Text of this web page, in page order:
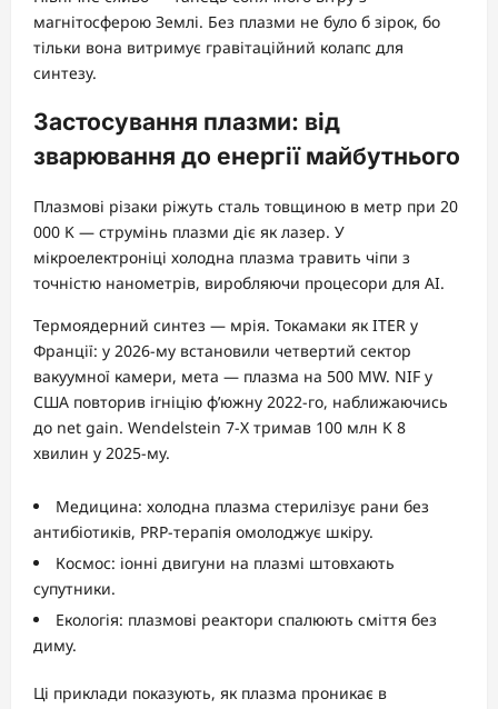
магнітосферою Землі. Без плазми не було б зірок, бо
тільки вона витримує гравітаційний колапс для
синтезу.
Застосування плазми: від
зварювання до енергії майбутнього
Плазмові різаки ріжуть сталь товщиною в метр при 20
000 K — струмінь плазми діє як лазер. У
мікроелектроніці холодна плазма травить чіпи з
точністю нанометрів, виробляючи процесори для AI.
Термоядерний синтез — мрія. Токамаки як ITER у
Франції: у 2026-му встановили четвертий сектор
вакуумної камери, мета — плазма на 500 MW. NIF у
США повторив ігніцію ф’южну 2022-го, наближаючись
до net gain. Wendelstein 7-X тримав 100 млн K 8
хвилин у 2025-му.
Медицина: холодна плазма стерилізує рани без
антибіотиків, PRP-терапія омолоджує шкіру.
Космос: іонні двигуни на плазмі штовхають
супутники.
Екологія: плазмові реактори спалюють сміття без
диму.
Ці приклади показують, як плазма проникає в